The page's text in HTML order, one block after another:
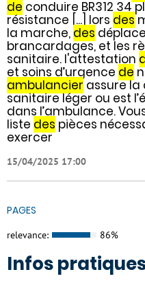
de conduire BR312 34
résistance [...] lors des
la marche, des
brancardages, et les
sanitaire. l'attestation
et soins d’urgence de
ambulancier assure la
sanitaire léger ou est
dans l’ambulance.
liste des pièces
exercer
15/04/2025 17:00
PAGES
relevance: 86%
Infos